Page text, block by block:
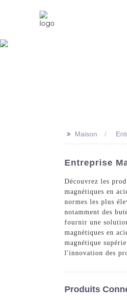
>> Maison
Entreprise
Découvrez les
magnétiques en
normes les plus
notamment des
fournir une
magnétiques en
magnétique
l'innovation des
Produits